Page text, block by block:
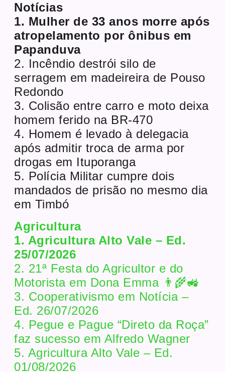
Notícias
1. Mulher de 33 anos morre após
atropelamento por ônibus em
Papanduva
2. Incêndio destrói silo de
serragem em madeireira de Pouso
Redondo
3. Colisão entre carro e moto deixa
homem ferido na BR-470
4. Homem é levado à delegacia
após admitir troca de arma por
drogas em Ituporanga
5. Polícia Militar cumpre dois
mandados de prisão no mesmo dia
em Timbó
Agricultura
1. Agricultura Alto Vale – Ed.
25/07/2026
2. 21ª Festa do Agricultor e do
Motorista em Dona Emma 👨‍🌾🚜
3. Cooperativismo em Notícia –
Ed. 26/07/2026
4. Pegue e Pague “Direto da Roça”
faz sucesso em Alfredo Wagner
5. Agricultura Alto Vale – Ed.
01/08/2026